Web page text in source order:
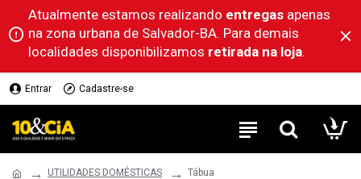
Atualmente estamos realizando entregas apenas
na zona urbana de Salvador-BA. Para demais
localidades disponibilizamos retirada na loja.
Entrar Cadastre-se
UTILIDADES DOMÉSTICAS Tábua